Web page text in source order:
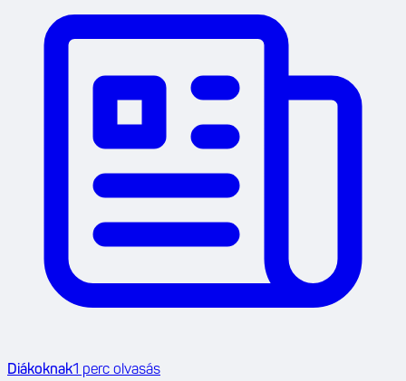
Diákoknak1 perc olvasás